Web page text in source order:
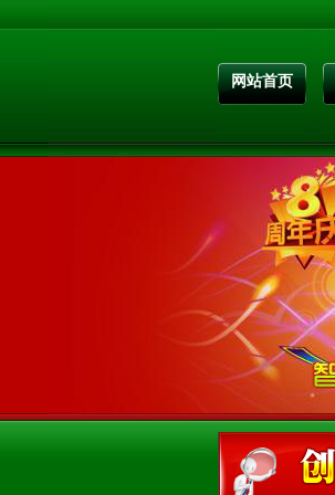
网站首页